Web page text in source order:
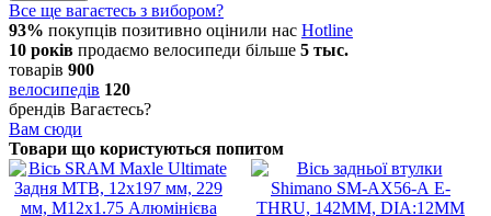
Все ще вагаєтесь з вибором?
93% покупців позитивно оцінили нас Hotline
10 років продаємо велосипеди більше 5 тыс.
товарів 900
велосипедів 120
брендів Вагаєтесь?
Вам сюди
Товари що користуються попитом